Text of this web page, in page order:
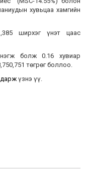
хувьцаа хамгийн
ширхэг үнэт цаас
болж 0.16 хувиар
төгрөг боллоо.
үзнэ үү.